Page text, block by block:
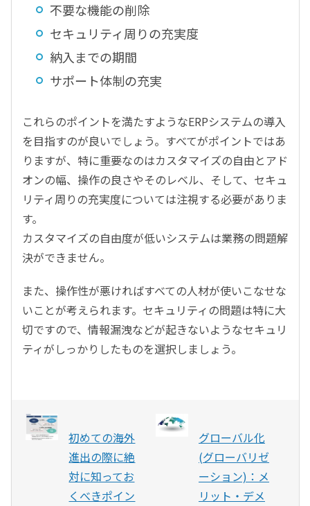
不要な機能の削除
セキュリティ周りの充実度
納入までの期間
サポート体制の充実
これらのポイントを満たすようなERPシステムの導入
を目指すのが良いでしょう。すべてがポイントではあ
りますが、特に重要なのはカスタマイズの自由とアド
オンの幅、操作の良さやそのレベル、そして、セキュ
リティ周りの充実度については注視する必要がありま
す。
カスタマイズの自由度が低いシステムは業務の問題解
決ができません。
また、操作性が悪ければすべての人材が使いこなせな
いことが考えられます。セキュリティの問題は特に大
切ですので、情報漏洩などが起きないようなセキュリ
ティがしっかりしたものを選択しましょう。
初めての海外
進出の際に絶
対に知ってお
くべきポイン
グローバル化
(グローバリゼ
ーション)：メ
リット・デメ